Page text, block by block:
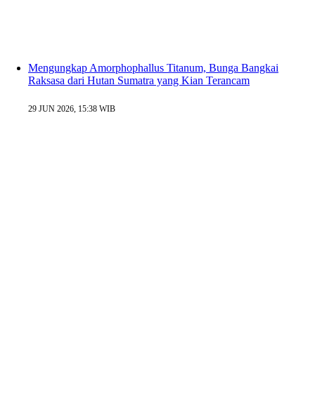
Mengungkap Amorphophallus Titanum, Bunga Bangkai
Raksasa dari Hutan Sumatra yang Kian Terancam
29 JUN 2026, 15:38 WIB